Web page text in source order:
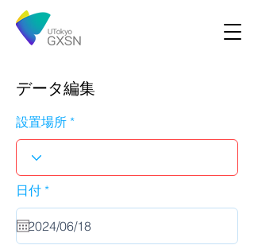
データ編集
設置場所
日付 *r
u
i